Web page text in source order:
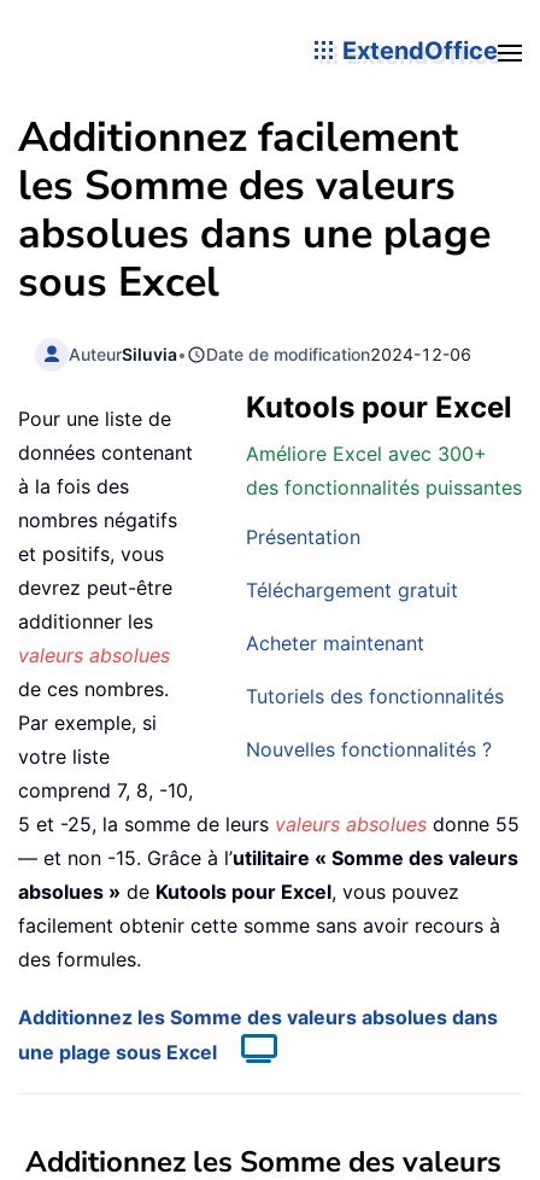
ExtendOffice
Additionnez facilement
les Somme des valeurs
absolues dans une plage
sous Excel
AuteurSiluvia• Date de modification2024-12-06
Kutools pour Excel
Améliore Excel avec 300+
des fonctionnalités puissantes
Présentation
Téléchargement gratuit
Acheter maintenant
Tutoriels des fonctionnalités
Nouvelles fonctionnalités ?
Pour une liste de
données contenant
à la fois des
nombres négatifs
et positifs, vous
devrez peut-être
additionner les
valeurs absolues
de ces nombres.
Par exemple, si
votre liste
comprend 7, 8, -10,
5 et -25, la somme de leurs valeurs absolues donne 55
— et non -15. Grâce à l’utilitaire « Somme des valeurs
absolues » de Kutools pour Excel, vous pouvez
facilement obtenir cette somme sans avoir recours à
des formules.
Additionnez les Somme des valeurs absolues dans
une plage sous Excel
Additionnez les Somme des valeurs